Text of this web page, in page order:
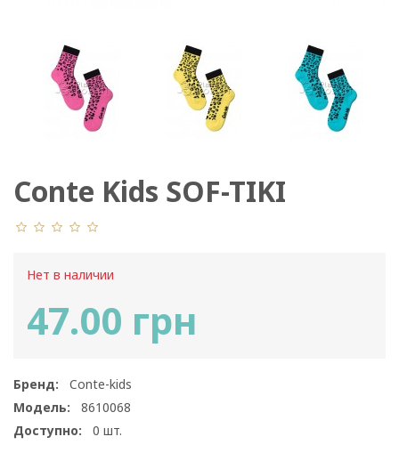
Conte Kids SOF-TIKI
7С-46СП 225
Нет в наличии
47.00 грн
Бренд:
Conte-kids
Модель:
8610068
Доступно:
0 шт.